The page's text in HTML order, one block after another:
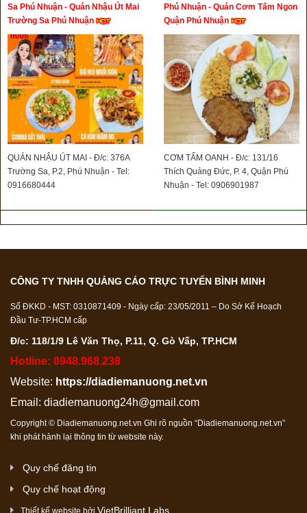
Sa Phú Nhuận - Quán Nhậu Út Mai
Trường Sa Phú Nhuận
QUÁN NHẬU ÚT MAI - Đ/c: 376A
Trường Sa, P.2, Phú Nhuận - Tel:
0916680444
Phú Nhuận - Quán Cơm Tấm Ngon
Quận Phú Nhuận
CƠM TẤM OANH - Đ/c: 131/16
Thích Quảng Đức, P. 4, Quận Phú
Nhuận - Tel: 0906901987
CÔNG TY TNHH QUẢNG CÁO TRỰC TUYẾN BÌNH MINH
Số ĐKKD - MST: 0310871409 - Ngày cấp: 23/05/2011 – Do Sở Kế Hoạch
Đầu Tư-TP.HCM cấp
Đ/c: 118/1/9 Lê Văn Thọ, P.11, Q. Gò Vấp, TP.HCM
Hotline: 0948.968.238
Website: https://diadiemanuong.net.vn
Email: diadiemanuong24h@gmail.com
Copyright © Diadiemanuong.net.vn Ghi rõ nguồn “Diadiemanuong.net.vn”
khi phát hành lại thông tin từ website này.
Quy chế đăng tin
Quy chế hoạt động
VietBrilliant Labs